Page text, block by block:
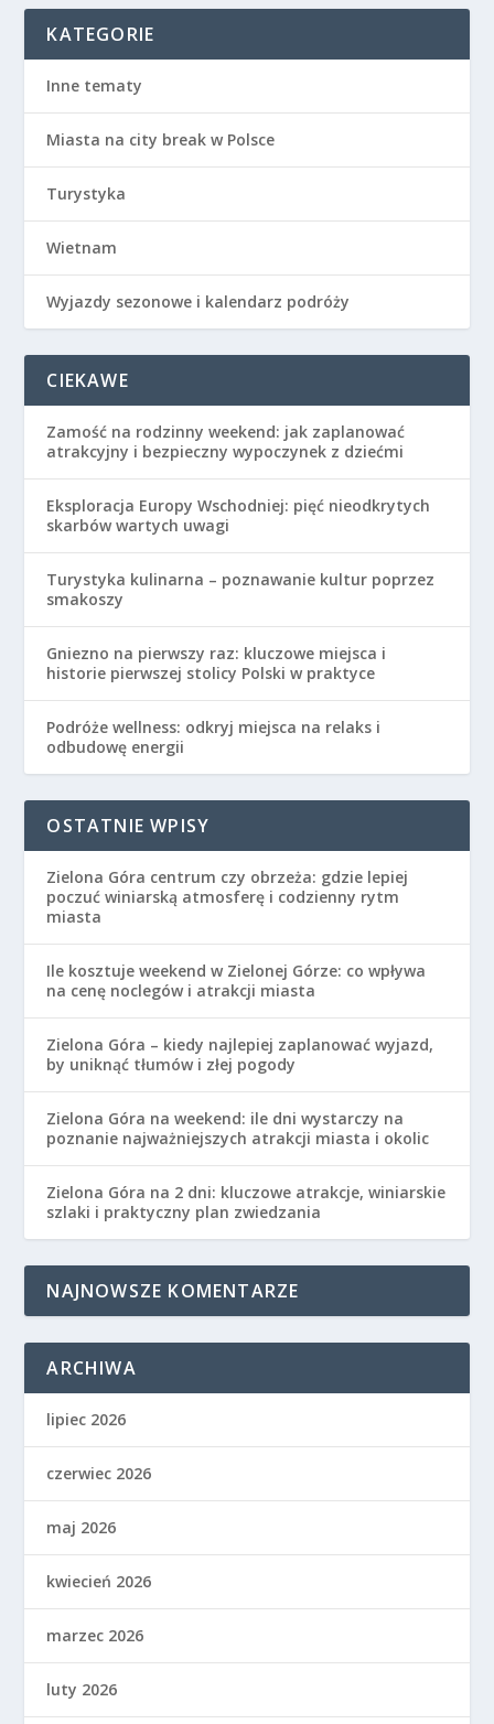
KATEGORIE
Inne tematy
Miasta na city break w Polsce
Turystyka
Wietnam
Wyjazdy sezonowe i kalendarz podróży
CIEKAWE
Zamość na rodzinny weekend: jak zaplanować
atrakcyjny i bezpieczny wypoczynek z dziećmi
Eksploracja Europy Wschodniej: pięć nieodkrytych
skarbów wartych uwagi
Turystyka kulinarna – poznawanie kultur poprzez
smakoszy
Gniezno na pierwszy raz: kluczowe miejsca i
historie pierwszej stolicy Polski w praktyce
Podróże wellness: odkryj miejsca na relaks i
odbudowę energii
OSTATNIE WPISY
Zielona Góra centrum czy obrzeża: gdzie lepiej
poczuć winiarską atmosferę i codzienny rytm
miasta
Ile kosztuje weekend w Zielonej Górze: co wpływa
na cenę noclegów i atrakcji miasta
Zielona Góra – kiedy najlepiej zaplanować wyjazd,
by uniknąć tłumów i złej pogody
Zielona Góra na weekend: ile dni wystarczy na
poznanie najważniejszych atrakcji miasta i okolic
Zielona Góra na 2 dni: kluczowe atrakcje, winiarskie
szlaki i praktyczny plan zwiedzania
NAJNOWSZE KOMENTARZE
ARCHIWA
lipiec 2026
czerwiec 2026
maj 2026
kwiecień 2026
marzec 2026
luty 2026